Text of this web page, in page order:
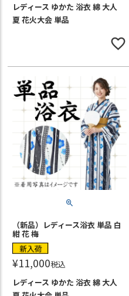
レディース ゆかた 浴衣 綿 大人
夏 花火大会 単品
（新品）レディース浴衣 単品 白
紺 花 梅
新入荷
¥11,000税込
レディース ゆかた 浴衣 綿 大人